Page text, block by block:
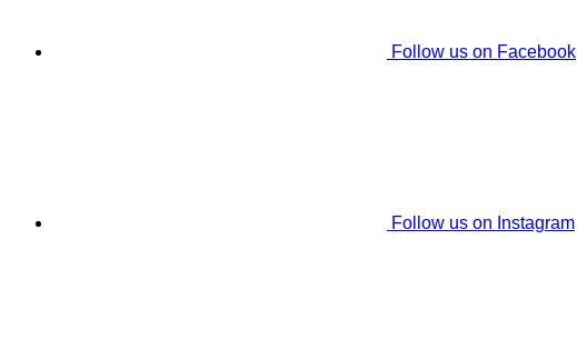
Follow us on Facebook
Follow us on Instagram